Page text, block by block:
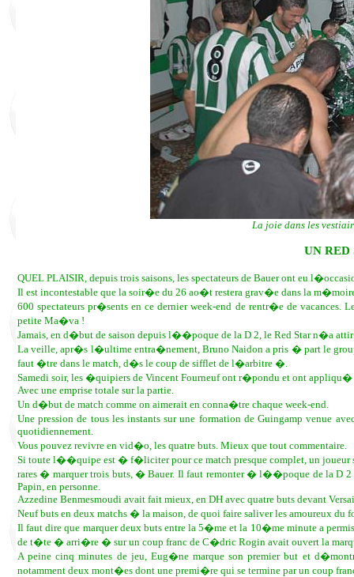
La joie dans les
UN RED
QUEL PLAISIR, depuis trois saisons, les spectateurs de Bauer ont eu
Il est incontestable que la soir�e du 26 ao�t restera grav�e dans la
600 spectateurs pr�sents en ce dernier week-end de rentr�e de
petite Ma�va !
Jamais, en d�but de saison depuis l��poque de la D 2, le Red Star n�a
La veille, apr�s l�ultime entra�nement, Bruno Naidon a pris � part le
faut �tre dans le match, d�s le coup de sifflet de l�arbitre �.
Samedi soir, les �quipiers de Vincent Fourneuf ont r�pondu et ont appliqu�
Avec une emprise totale sur la partie.
Un d�but de match comme on aimerait en conna�tre chaque week-end.
Une pression de tous les instants sur une formation de Guingamp venue
quotidiennement.
Vous pouvez revivre en vid�o, les quatre buts. Mieux que tout commentaire.
Si toute l��quipe est � f�liciter pour ce match presque complet, un
rares � marquer trois buts, � Bauer. Il faut remonter � l��poque de la D 2
Papin, en personne.
Azzedine Benmesmoudi avait fait mieux, en DH avec quatre buts devant
Neuf buts en deux matchs � la maison, de quoi faire saliver les amoureux du
Il faut dire que marquer deux buts entre la 5�me et la 10�me minute a
de t�te � arri�re � sur un coup franc de C�dric Rogin avait ouvert la
A peine cinq minutes de jeu, Eug�ne marque son premier but et
notamment deux mont�es dont une premi�re qui se termine par un coup